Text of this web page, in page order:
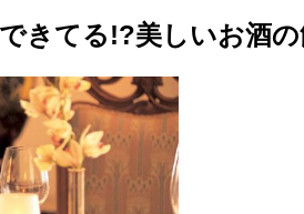
きてる!?美しいお酒の